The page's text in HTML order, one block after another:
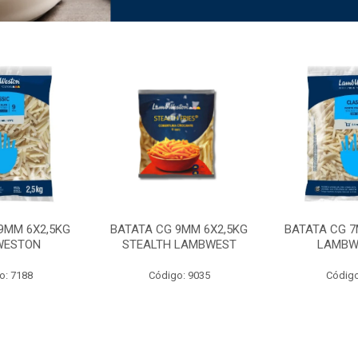
6X2,5KG
7188
BATATA CG 9MM 6X2,5KG
STEALTH LAMBWEST
Código: 9035
BATATA CG